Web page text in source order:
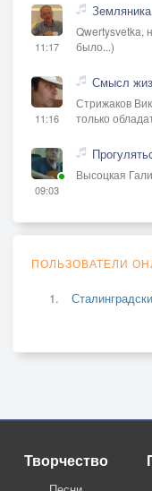
11:17
Земляника
Qwertysvetka,
было...)
11:16
Смысл
Стрижаков
только
09:03
Высоцкая
ПОЛЬЗОВАТЕЛИ
Творчество